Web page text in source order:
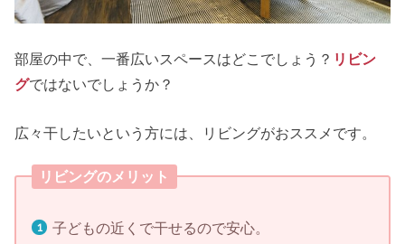
部屋の中で、一番広いスペースはどこでしょう？ リビン
グではないでしょうか？
広々干したいという方には、リビングがおススメです。
リビングのメリット
子どもの近くで干せるので安心。